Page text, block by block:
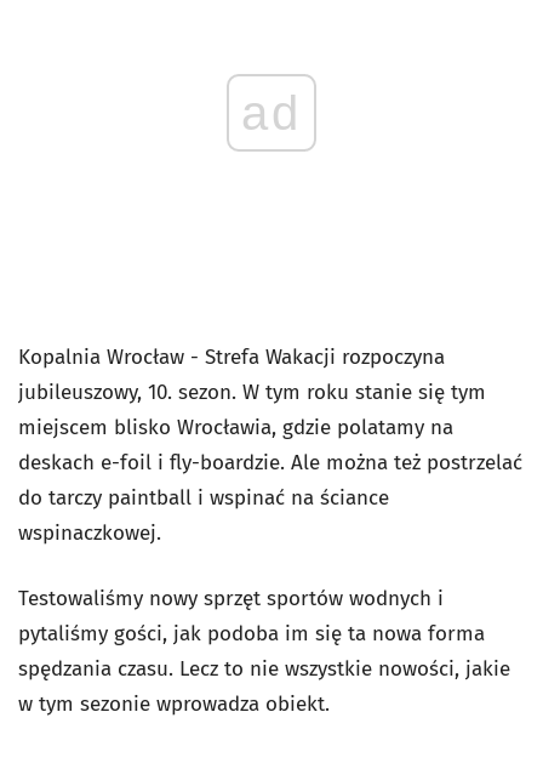
ad
Kopalnia Wrocław - Strefa Wakacji rozpoczyna
jubileuszowy, 10. sezon. W tym roku stanie się tym
miejscem blisko Wrocławia, gdzie polatamy na
deskach e-foil i fly-boardzie. Ale można też postrzelać
do tarczy paintball i wspinać na ściance
wspinaczkowej.
Testowaliśmy nowy sprzęt sportów wodnych i
pytaliśmy gości, jak podoba im się ta nowa forma
spędzania czasu. Lecz to nie wszystkie nowości, jakie
w tym sezonie wprowadza obiekt.